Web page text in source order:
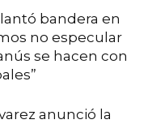
bandera en
no especular
se hacen con
anunció la